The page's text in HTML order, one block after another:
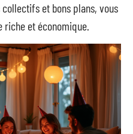
et bons plans, vous
et économique.